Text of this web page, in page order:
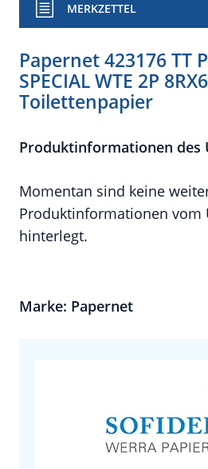
MERKZETTEL
Papernet 423176 TT
SPECIAL WTE 2P 8RX6
Toilettenpapier
Produktinformationen des
Momentan sind keine
Produktinformationen vom
hinterlegt.
Marke: Papernet